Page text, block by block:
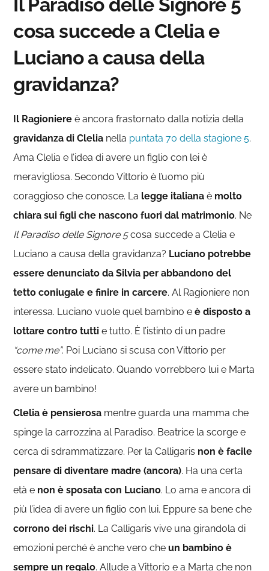
cosa succede a Clelia e
Luciano a causa della
gravidanza?
Il Ragioniere è ancora frastornato dalla notizia della
gravidanza di Clelia nella puntata 70 della stagione 5.
Ama Clelia e l’idea di avere un figlio con lei è
meravigliosa. Secondo Vittorio è l’uomo più
coraggioso che conosce. La legge italiana è molto
chiara sui figli che nascono fuori dal matrimonio. Ne
Il Paradiso delle Signore 5cosa succede a Clelia e
Luciano a causa della gravidanza? Luciano potrebbe
essere denunciato da Silvia per abbandono del
tetto coniugale e finire in carcere. Al Ragioniere non
interessa. Luciano vuole quel bambino eè disposto a
lottare contro tutti e tutto. È l’istinto di un padre
“come me”. Poi Luciano si scusa con Vittorio per
essere stato indelicato. Quando vorrebbero lui e Marta
avere un bambino!
Clelia è pensierosa mentre guarda una mamma che
spinge la carrozzina al Paradiso. Beatrice la scorge e
cerca di sdrammatizzare. Per la Calligaris non è facile
pensare di diventare madre (ancora). Ha una certa
età e non è sposata con Luciano. Lo ama e ancora di
più l’idea di avere un figlio con lui. Eppure sa bene che
corrono dei rischi. La Calligaris vive una girandola di
emozioni perché è anche vero cheun bambino è
sempre un regalo. Allude a Vittorio e a Marta che non